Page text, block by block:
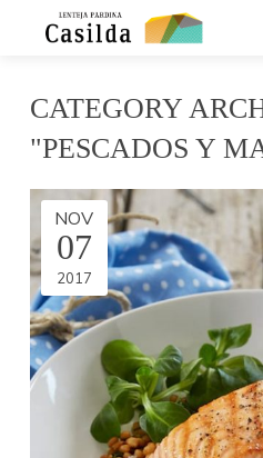
LA LENTEJA CASILDA
RECETARIO
DÓNDE ENCONTRARNOS
CONTACTO
NOTICIAS
CATEGORY
"PESCADOS Y
NOV
07
2017